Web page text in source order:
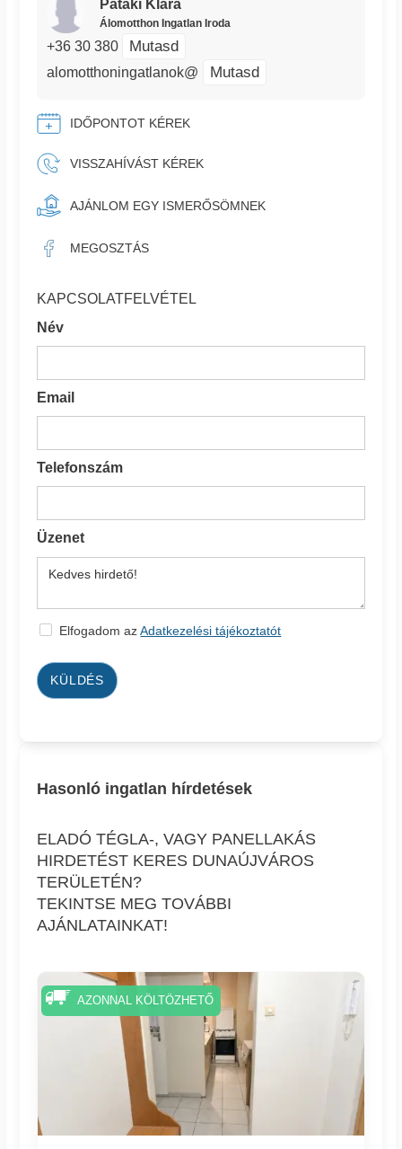
Pataki Klára
Álomotthon Ingatlan Iroda
+36 30 380 Mutasd
alomotthoningatlanok@ Mutasd
IDŐPONTOT KÉREK
VISSZAHÍVÁST KÉREK
AJÁNLOM EGY ISMERŐSÖMNEK
MEGOSZTÁS
KAPCSOLATFELVÉTEL
Név
Email
Telefonszám
Üzenet
Elfogadom azAdatkezelési tájékoztatót
KÜLDÉS
Hasonló ingatlan hírdetések
ELADÓ TÉGLA-, VAGY PANELLAKÁS
HIRDETÉST KERES DUNAÚJVÁROS
TERÜLETÉN?
TEKINTSE MEG TOVÁBBI
AJÁNLATAINKAT!
AZONNAL KÖLTÖZHETŐ